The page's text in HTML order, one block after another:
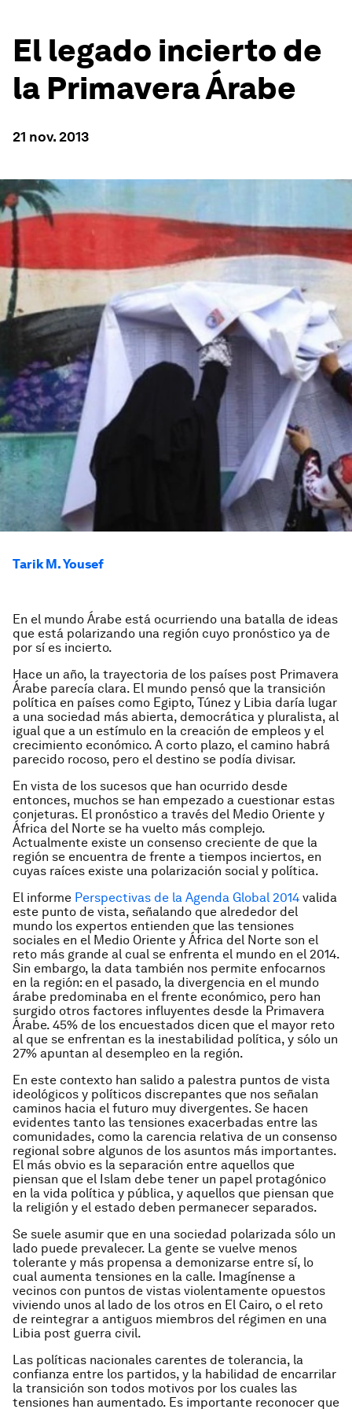
El legado incierto de
la Primavera Árabe
21 nov. 2013
Tarik M. Yousef
En el mundo Árabe está ocurriendo una batalla de ideas
que está polarizando una región cuyo pronóstico ya de
por sí es incierto.
Hace un año, la trayectoria de los países post Primavera
Árabe parecía clara. El mundo pensó que la transición
política en países como Egipto, Túnez y Libia daría lugar
a una sociedad más abierta, democrática y pluralista, al
igual que a un estímulo en la creación de empleos y el
crecimiento económico. A corto plazo, el camino habrá
parecido rocoso, pero el destino se podía divisar.
En vista de los sucesos que han ocurrido desde
entonces, muchos se han empezado a cuestionar estas
conjeturas. El pronóstico a través del Medio Oriente y
África del Norte se ha vuelto más complejo.
Actualmente existe un consenso creciente de que la
región se encuentra de frente a tiempos inciertos, en
cuyas raíces existe una polarización social y política.
El informe Perspectivas de la Agenda Global 2014 valida
este punto de vista, señalando que alrededor del
mundo los expertos entienden que las tensiones
sociales en el Medio Oriente y África del Norte son el
reto más grande al cual se enfrenta el mundo en el 2014.
Sin embargo, la data también nos permite enfocarnos
en la región: en el pasado, la divergencia en el mundo
árabe predominaba en el frente económico, pero han
surgido otros factores influyentes desde la Primavera
Árabe. 45% de los encuestados dicen que el mayor reto
al que se enfrentan es la inestabilidad política, y sólo un
27% apuntan al desempleo en la región.
En este contexto han salido a palestra puntos de vista
ideológicos y políticos discrepantes que nos señalan
caminos hacia el futuro muy divergentes. Se hacen
evidentes tanto las tensiones exacerbadas entre las
comunidades, como la carencia relativa de un consenso
regional sobre algunos de los asuntos más importantes.
El más obvio es la separación entre aquellos que
piensan que el Islam debe tener un papel protagónico
en la vida política y pública, y aquellos que piensan que
la religión y el estado deben permanecer separados.
Se suele asumir que en una sociedad polarizada sólo un
lado puede prevalecer. La gente se vuelve menos
tolerante y más propensa a demonizarse entre sí, lo
cual aumenta tensiones en la calle. Imagínense a
vecinos con puntos de vistas violentamente opuestos
viviendo unos al lado de los otros en El Cairo, o el reto
de reintegrar a antiguos miembros del régimen en una
Libia post guerra civil.
Las políticas nacionales carentes de tolerancia, la
confianza entre los partidos, y la habilidad de encarrilar
la transición son todos motivos por los cuales las
tensiones han aumentado. Es importante reconocer que